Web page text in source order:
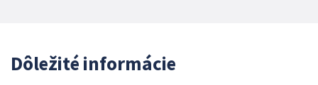
Dôležité informácie